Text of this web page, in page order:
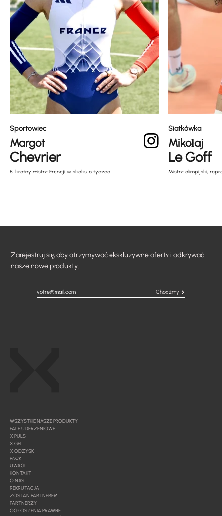
Sportowiec
Margot
Chevrier
5-krotny mistrz Francji w skoku o tyczce
Siatkówka
Mikołaj
Le Goff
Mistrz olimpijski,
Zarejestruj się, aby otrzymywać ekskluzywne oferty i odkrywać
nasze nowe produkty.
Chodźmy
WSZYSTKIE NASZE PRODUKTY
FALE UDERZENIOWE
X PULS
X GEL
X ODZYSK
PACK
UWAGI
KONTAKT
O NAS
REKRUTACJA
ZOSTAŃ PARTNEREM
PARTNERZY
OGŁOSZENIA PRAWNE